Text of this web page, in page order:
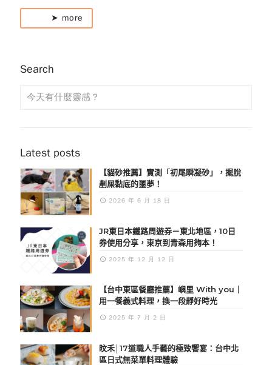
➤ more
Search
Latest posts
【貓砂推薦】實測「初尾瞬凝砂」，擺脫
剷屎黏底的噩夢！
2026 年 6 月 18 日
JR東日本鐵路周遊券－東北地區，10日
券使用分享，東京到青森用夠本！
2025 年 12 月 12 日
【台中東區餐廳推薦】嶼里 With you｜
用一餐義式料理，換一段靜好時光
2025 年 7 月 2 日
旼禾│17道職人手藝的極致饗宴：台中北
區日式無菜單料理體驗